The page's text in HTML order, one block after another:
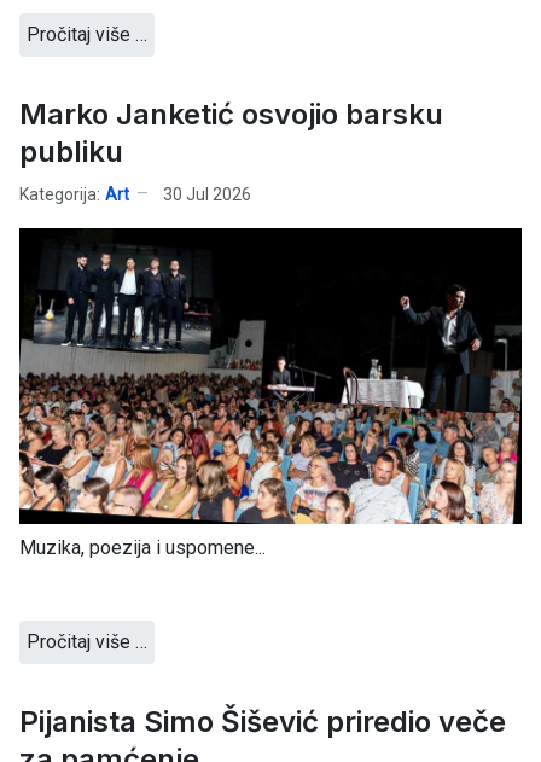
Pročitaj više …
Marko Janketić osvojio barsku
publiku
Kategorija: Art 30 Jul 2026
Muzika, poezija i uspomene...
Pročitaj više …
Pijanista Simo Šišević priredio veče